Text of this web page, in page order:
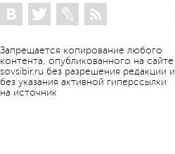
Запрещается копирование любого
контента, опубликованного на сайте
sovsibir.ru без разрешения редакции и
без указания активной гиперссылки
на источник